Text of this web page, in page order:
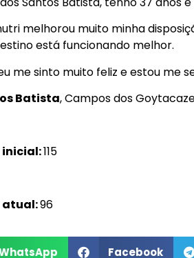
melhorou muito minha
está funcionando melhor.
me sinto muito feliz e estou me
Batista, Campos dos
inicial:115
atual:96
Facebook